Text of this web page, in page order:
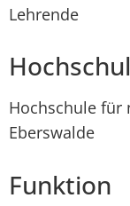
Lehrende
Hochschule für
Eberswalde
Funktion